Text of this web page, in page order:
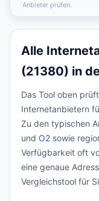
Anbieter prüfen.
Alle
(21380) in
Das Tool oben
Internetanbietern
Zu den typischen
und O2 sowie
Verfügbarkeit oft
eine genaue
Vergleichstool für